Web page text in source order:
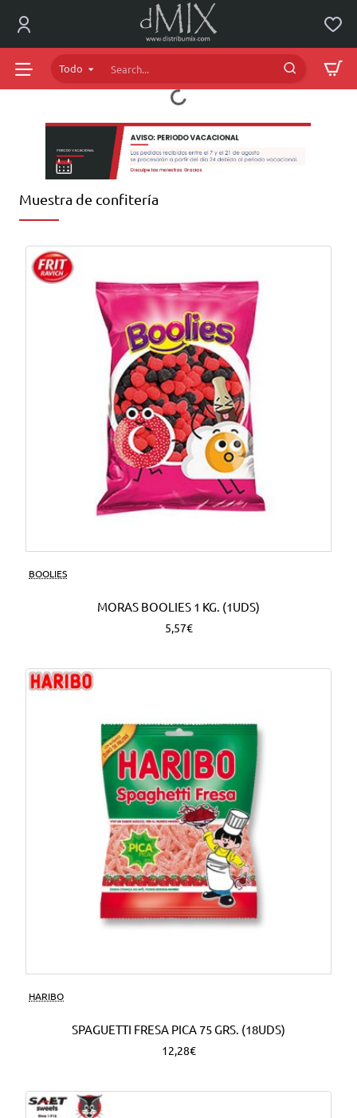
dMIX
Online
Todo
Search...
Muestra de confitería
BOOLIES
MORAS BOOLIES 1 KG. (1UDS)
5,57€
HARIBO
SPAGUETTI FRESA PICA 75 GRS. (18UDS)
12,28€